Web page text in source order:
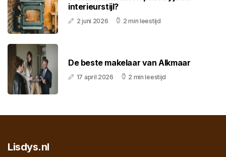
interieurstijl?
2 juni 2026 2 min leestijd
De beste makelaar van Alkmaar
17 april 2026 2 min leestijd
Lisdys.nl